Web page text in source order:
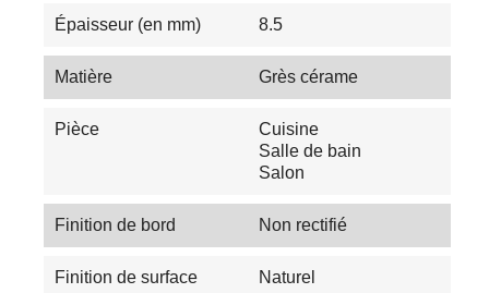
Épaisseur (en mm) 8.5
Matière Grès cérame
Pièce
Cuisine
Salle de bain
Salon
Finition de bord Non rectifié
Finition de surface Naturel